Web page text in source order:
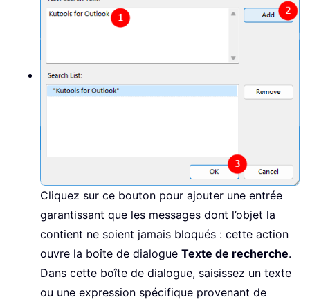
Cliquez sur ce bouton pour ajouter une entrée
garantissant que les messages dont l’objet la
contient ne soient jamais bloqués : cette action
ouvre la boîte de dialogue Texte de recherche.
Dans cette boîte de dialogue, saisissez un texte
ou une expression spécifique provenant de